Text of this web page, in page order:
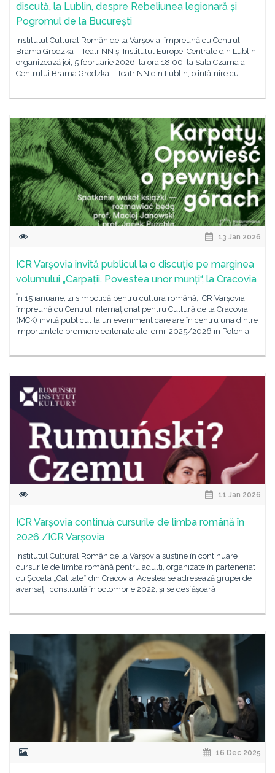
discută, la Lublin, despre Rebeliunea legionară și
Pogromul de la București
Institutul Cultural Român de la Varșovia, împreună cu Centrul
Brama Grodzka – Teatr NN și Institutul Europei Centrale din Lublin,
organizează joi, 5 februarie 2026, la ora 18:00, la Sala Czarna a
Centrului Brama Grodzka – Teatr NN din Lublin, o întâlnire cu
13 Jan 2026
ICR Varșovia invită publicul la o discuție pe marginea
volumului „Carpații. Povestea unor munți“, la Cracovia
În 15 ianuarie, zi simbolică pentru cultura română, ICR Varșovia
împreună cu Centrul Internațional pentru Cultură de la Cracovia
(MCK) invită publicul la un eveniment care are în centru una dintre
importantele premiere editoriale ale iernii 2025/2026 în Polonia:
11 Jan 2026
ICR Varșovia continuă cursurile de limba română în
2026 /ICR Varșovia
Institutul Cultural Român de la Varșovia susține în continuare
cursurile de limba română pentru adulți, organizate în parteneriat
cu Școala „Calitate” din Cracovia. Acestea se adresează grupei de
avansați, constituită în octombrie 2022, și se desfășoară
16 Dec 2025